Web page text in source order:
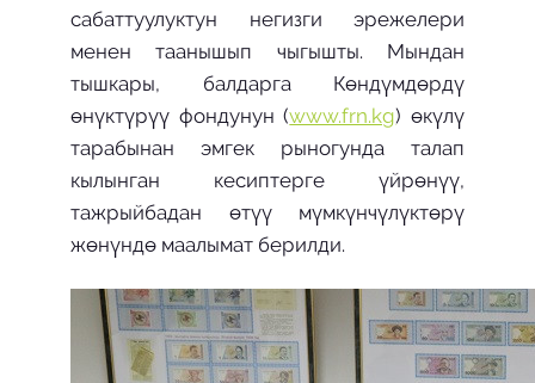
сабаттуулуктун негизги эрежелери
менен таанышып чыгышты. Мындан
тышкары, балдарга Көндүмдөрдү
өнүктүрүү фондунун (www.frn.kg) өкүлү
тарабынан эмгек рыногунда талап
кылынган кесиптерге үйрөнүү,
тажрыйбадан өтүү мүмкүнчүлүктөрү
жөнүндө маалымат берилди.